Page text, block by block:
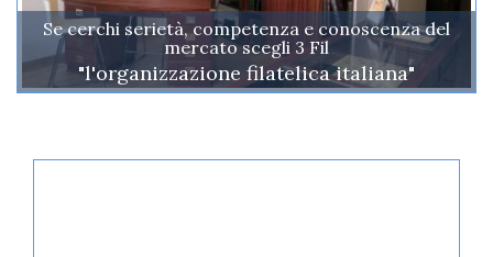
Se cerchi serietà, competenza e conoscenza del
mercato scegli 3 Fil
"l'organizzazione filatelica italiana"